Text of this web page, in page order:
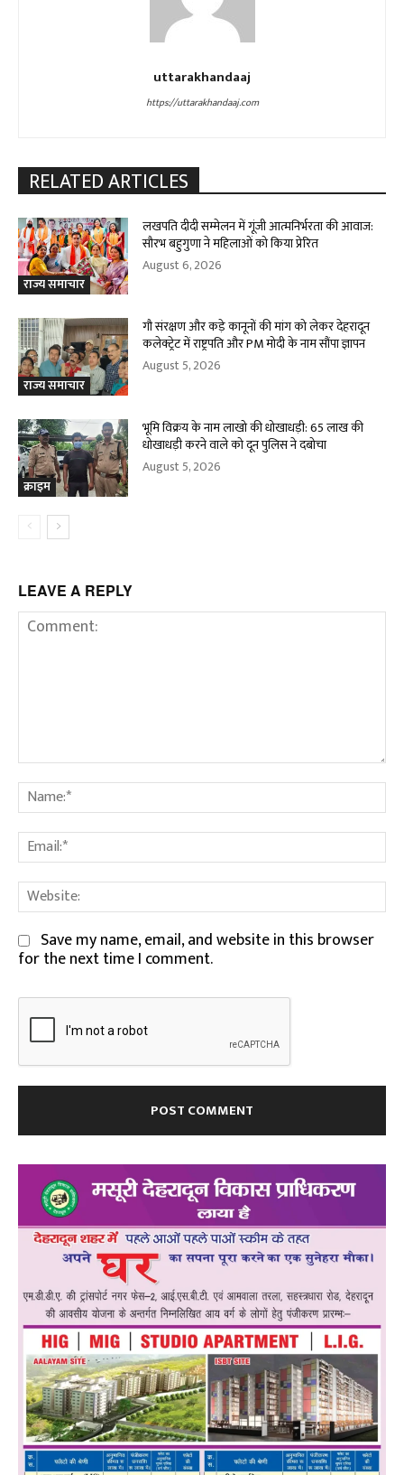
uttarakhandaaj
https://uttarakhandaaj.com
RELATED ARTICLES
राज्य समाचार
लखपति दीदी सम्मेलन में गूंजी आत्मनिर्भरता की आवाज:
सौरभ बहुगुणा ने महिलाओं को किया प्रेरित
August 6, 2026
राज्य समाचार
गौ संरक्षण और कड़े कानूनों की मांग को लेकर देहरादून
कलेक्ट्रेट में राष्ट्रपति और PM मोदी के नाम सौंपा ज्ञापन
August 5, 2026
क्राइम
भूमि विक्रय के नाम लाखो की धोखाधड़ी: 65 लाख की
धोखाधड़ी करने वाले को दून पुलिस ने दबोचा
August 5, 2026
LEAVE A REPLY
Comment:
Save my name, email, and website in this browser
for the next time I comment.